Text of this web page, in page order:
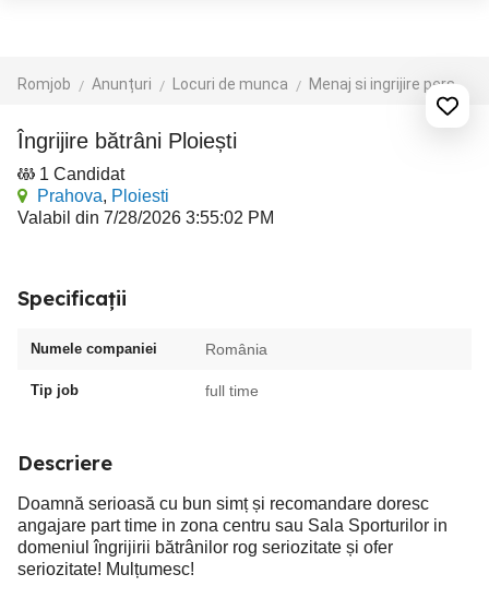
Romjob Anunțuri Locuri de munca Menaj si ingrijire persoane
Îngrijire bătrâni Ploiești
1 Candidat
Prahova, Ploiesti
Valabil din 7/28/2026 3:55:02 PM
Specificații
Numele companiei România
Tip job full time
Descriere
Doamnă serioasă cu bun simț și recomandare doresc
angajare part time in zona centru sau Sala Sporturilor in
domeniul îngrijirii bătrânilor rog seriozitate și ofer
seriozitate! Mulțumesc!